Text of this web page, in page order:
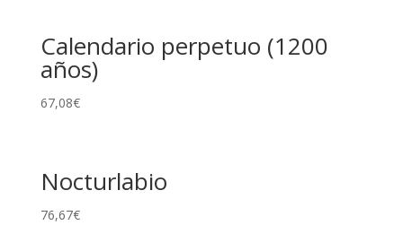
Calendario perpetuo (1200
años)
67,08€
Nocturlabio
76,67€